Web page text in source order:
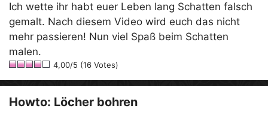
Ich wette ihr habt euer Leben lang Schatten falsch
gemalt. Nach diesem Video wird euch das nicht
mehr passieren! Nun viel Spaß beim Schatten
malen.
4,00/5 (16 Votes)
Howto: Löcher bohren